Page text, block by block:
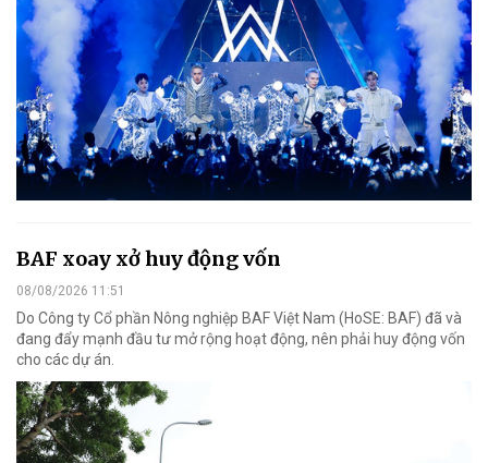
BAF xoay xở huy động vốn
08/08/2026 11:51
Do Công ty Cổ phần Nông nghiệp BAF Việt Nam (HoSE: BAF) đã và
đang đẩy mạnh đầu tư mở rộng hoạt động, nên phải huy động vốn
cho các dự án.